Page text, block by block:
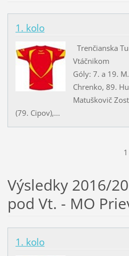
1. kolo
Trenčianska
Góly: 7. a 19.
Chrenko, 89.
Matuškovič
(79. Cipov),...
1
Výsledky 2016/
pod Vt. - MO
1. kolo